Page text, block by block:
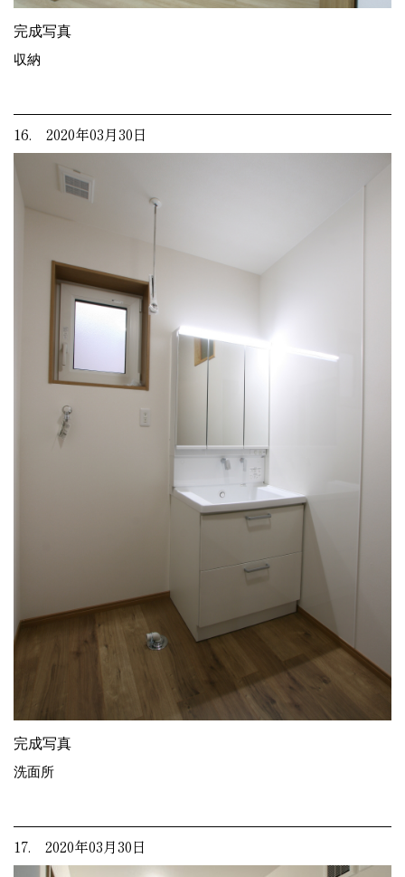
完成写真
収納
16. 2020年03月30日
完成写真
洗面所
17. 2020年03月30日